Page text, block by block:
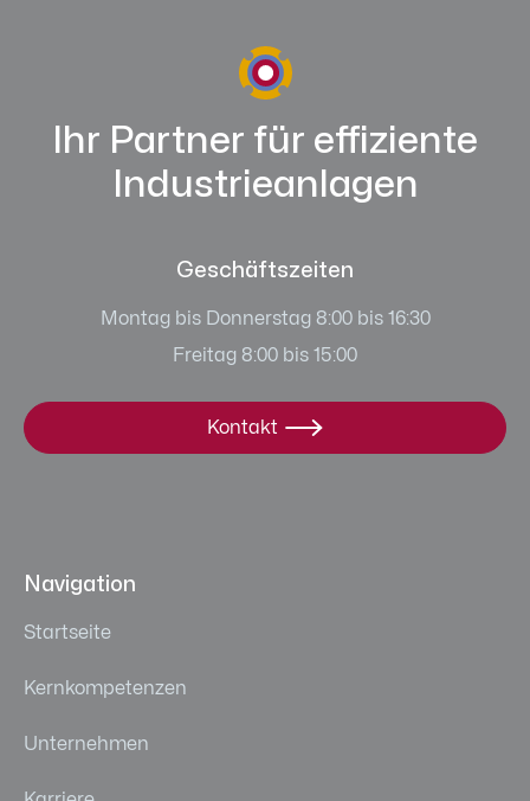
Ihr Partner für effiziente
Industrieanlagen
Geschäftszeiten
Montag bis Donnerstag 8:00 bis 16:30
Freitag 8:00 bis 15:00
Kontakt 
Navigation
Startseite
Kernkompetenzen
Unternehmen